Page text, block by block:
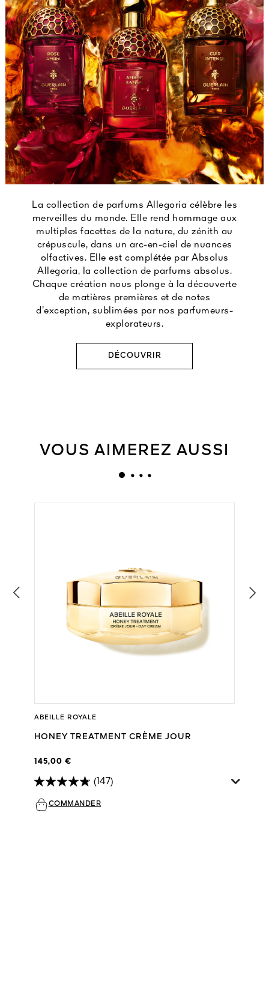
La collection de parfums Allegoria célèbre les
merveilles du monde. Elle rend hommage aux
multiples facettes de la nature, du zénith au
crépuscule, dans un arc-en-ciel de nuances
olfactives. Elle est complétée par Absolus
Allegoria, la collection de parfums absolus.
Chaque création nous plonge à la découverte
de matières premières et de notes
d’exception, sublimées par nos parfumeurs-
explorateurs.
DÉCOUVRIR
VOUS AIMEREZ AUSSI
ABEILLE ROYALE
HONEY TREATMENT CRÈME JOUR
145,00 €
(147)
COMMANDER